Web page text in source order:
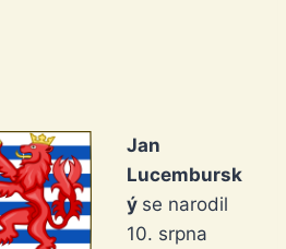
Jan
Lucembursk
ý se narodil
10. srpna